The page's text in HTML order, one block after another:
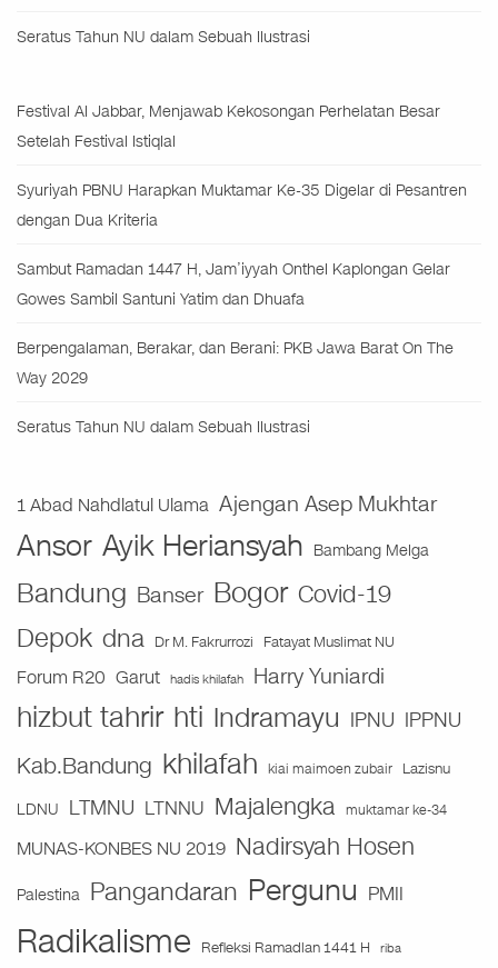
Seratus Tahun NU dalam Sebuah Ilustrasi
Festival Al Jabbar, Menjawab Kekosongan Perhelatan Besar
Setelah Festival Istiqlal
Syuriyah PBNU Harapkan Muktamar Ke-35 Digelar di Pesantren
dengan Dua Kriteria
Sambut Ramadan 1447 H, Jam’iyyah Onthel Kaplongan Gelar
Gowes Sambil Santuni Yatim dan Dhuafa
Berpengalaman, Berakar, dan Berani: PKB Jawa Barat On The
Way 2029
Seratus Tahun NU dalam Sebuah Ilustrasi
1 Abad Nahdlatul Ulama Ajengan Asep Mukhtar
Ansor Ayik Heriansyah Bambang Melga
Bandung Banser Bogor Covid-19
Depok dna Dr M. Fakrurrozi Fatayat Muslimat NU
Forum R20 Garut hadis khilafah Harry Yuniardi
hizbut tahrir hti Indramayu IPNU IPPNU
Kab.Bandung khilafah kiai maimoen zubair
Lazisnu
LDNU LTMNU LTNNU Majalengka muktamar ke-34
MUNAS-KONBES NU 2019 Nadirsyah Hosen
Palestina Pangandaran Pergunu PMII
Radikalisme Refleksi Ramadlan 1441 H riba